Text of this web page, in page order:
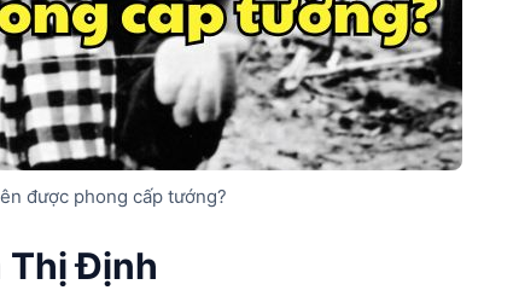
được phong cấp tướng?
Thị Định